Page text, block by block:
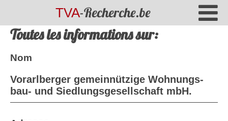
TVA-Recherche.be
Toutes les informations sur:
Nom
Vorarlberger gemeinnützige Wohnungs-
bau- und Siedlungsgesellschaft mbH.